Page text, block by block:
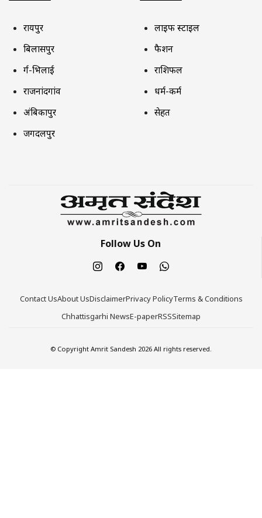
रायपुर
बिलासपुर
दुर्ग-भिलाई
राजनांदगांव
अंबिकापुर
जगदलपुर
लाइफ स्टाइल
फैशन
राशिफल
धर्म-कर्म
सेहत
Follow Us On
Contact UsAbout UsDisclaimerPrivacy PolicyTerms & Conditions
Chhattisgarhi NewsE-paperRSSSitemap
© Copyright Amrit Sandesh 2026 All rights reserved.